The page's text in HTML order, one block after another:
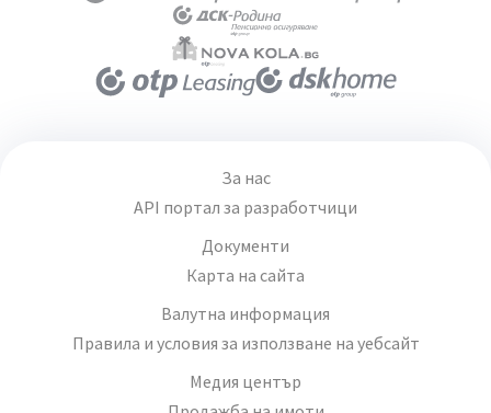
За нас
API портал за разработчици
Документи
Карта на сайта
Валутна информация
Правила и условия за използване на уебсайт
Медия център